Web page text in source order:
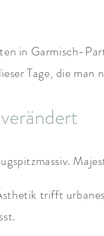
in Garmisch-
Tage, die man
trifft